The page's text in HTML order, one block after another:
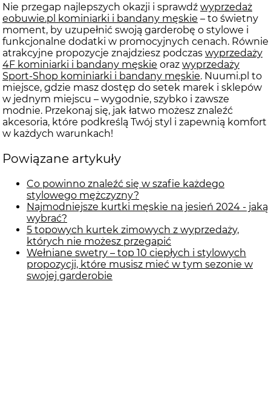
Nie przegap najlepszych okazji i sprawdź wyprzedaż
eobuwie.pl kominiarki i bandany męskie – to świetny
moment, by uzupełnić swoją garderobę o stylowe i
funkcjonalne dodatki w promocyjnych cenach. Równie
atrakcyjne propozycje znajdziesz podczas wyprzedaży
4F kominiarki i bandany męskie oraz wyprzedaży
Sport-Shop kominiarki i bandany męskie. Nuumi.pl to
miejsce, gdzie masz dostęp do setek marek i sklepów
w jednym miejscu – wygodnie, szybko i zawsze
modnie. Przekonaj się, jak łatwo możesz znaleźć
akcesoria, które podkreślą Twój styl i zapewnią komfort
w każdych warunkach!
Powiązane artykuły
Co powinno znaleźć się w szafie każdego
stylowego mężczyzny?
Najmodniejsze kurtki męskie na jesień 2024 - jaką
wybrać?
5 topowych kurtek zimowych z wyprzedaży,
których nie możesz przegapić
Wełniane swetry – top 10 ciepłych i stylowych
propozycji, które musisz mieć w tym sezonie w
swojej garderobie